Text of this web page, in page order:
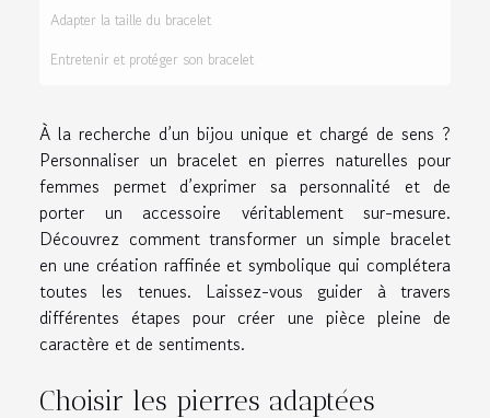
Adapter la taille du bracelet
Entretenir et protéger son bracelet
À la recherche d’un bijou unique et chargé de sens ?
Personnaliser un bracelet en pierres naturelles pour
femmes permet d’exprimer sa personnalité et de
porter un accessoire véritablement sur-mesure.
Découvrez comment transformer un simple bracelet
en une création raffinée et symbolique qui complétera
toutes les tenues. Laissez-vous guider à travers
différentes étapes pour créer une pièce pleine de
caractère et de sentiments.
Choisir les pierres adaptées